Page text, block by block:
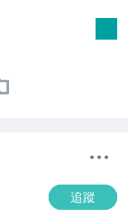
追蹤